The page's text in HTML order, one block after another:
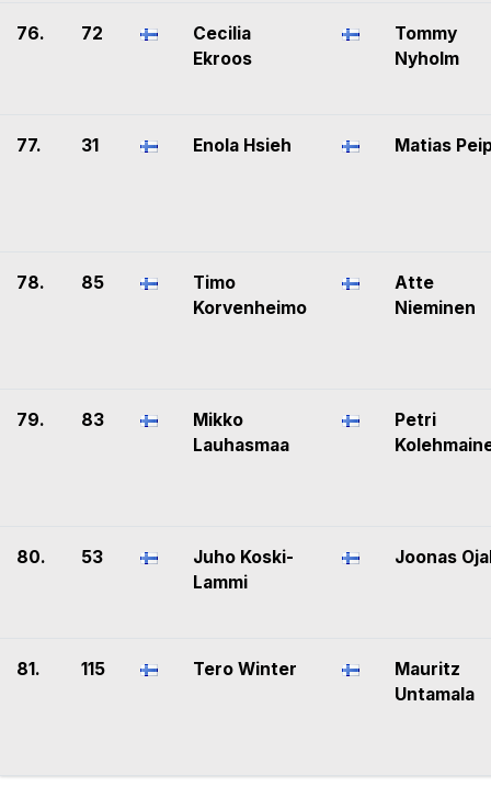
76. 72
Cecilia
Ekroos
Tommy
Nyholm
77. 31 Enola Hsieh Matias
78. 85
Timo
Korvenheimo
Atte
Nieminen
79. 83
Mikko
Lauhasmaa
Petri
80. 53
Juho Koski-
Lammi
Joonas
81. 115 Tero Winter
Mauritz
Untamala